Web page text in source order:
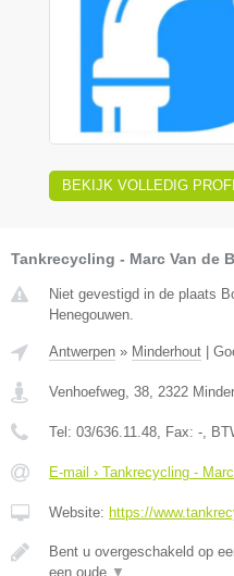
BEKIJK VOLLEDIG
Tankrecycling - Marc Van de
Niet gevestigd in de plaats
Henegouwen.
Antwerpen » Minderhout |
Venhoefweg, 38 2322
Tel: 03/636.11.48 , Fax: - ,
E-mail › Tankrecycling -
Website: https://
Bent u overgeschakeld op
een oude ▼